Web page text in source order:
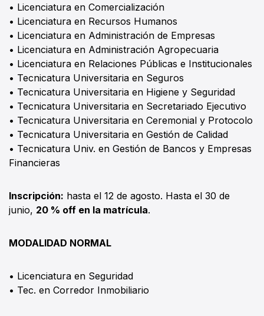
• Licenciatura en Comercialización
• Licenciatura en Recursos Humanos
• Licenciatura en Administración de Empresas
• Licenciatura en Administración Agropecuaria
• Licenciatura en Relaciones Públicas e Institucionales
• Tecnicatura Universitaria en Seguros
• Tecnicatura Universitaria en Higiene y Seguridad
• Tecnicatura Universitaria en Secretariado Ejecutivo
• Tecnicatura Universitaria en Ceremonial y Protocolo
• Tecnicatura Universitaria en Gestión de Calidad
• Tecnicatura Univ. en Gestión de Bancos y Empresas
Financieras
Inscripción: hasta el 12 de agosto. Hasta el 30 de
junio, 20 % off en la matrícula.
MODALIDAD NORMAL
• Licenciatura en Seguridad
• Tec. en Corredor Inmobiliario